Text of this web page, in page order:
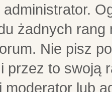
żadnych
Nie pisz
przez to swoją
moderator lub